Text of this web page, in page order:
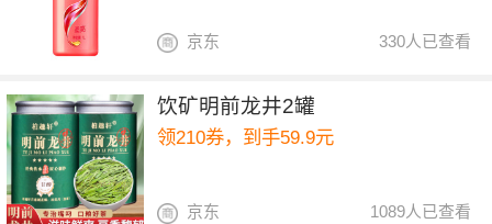
330人已查看
京东
饮矿明前龙井2罐
领210券，到手59.9元
1089人已查看
京东